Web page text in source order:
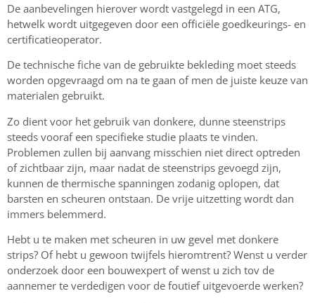
De aanbevelingen hierover wordt vastgelegd in een ATG,
hetwelk wordt uitgegeven door een officiële goedkeurings- en
certificatieoperator.
De technische fiche van de gebruikte bekleding moet steeds
worden opgevraagd om na te gaan of men de juiste keuze van
materialen gebruikt.
Zo dient voor het gebruik van donkere, dunne steenstrips
steeds vooraf een specifieke studie plaats te vinden.
Problemen zullen bij aanvang misschien niet direct optreden
of zichtbaar zijn, maar nadat de steenstrips gevoegd zijn,
kunnen de thermische spanningen zodanig oplopen, dat
barsten en scheuren ontstaan. De vrije uitzetting wordt dan
immers belemmerd.
Hebt u te maken met scheuren in uw gevel met donkere
strips? Of hebt u gewoon twijfels hieromtrent? Wenst u verder
onderzoek door een bouwexpert of wenst u zich tov de
aannemer te verdedigen voor de foutief uitgevoerde werken?